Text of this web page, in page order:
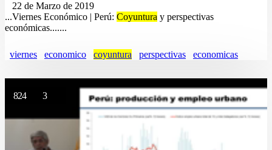
22 de Marzo de 2019
...Viernes Económico | Perú: Coyuntura y perspectivas
económicas.......
viernes economico coyuntura perspectivas economicas
824 3